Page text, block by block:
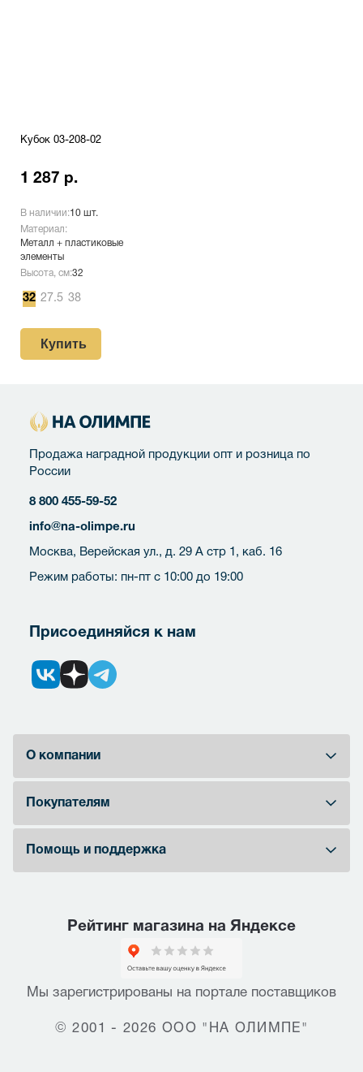
Кубок 03-208-02
1 287 р.
В наличии:10 шт.
Материал:
Металл + пластиковые
элементы
Высота, см:32
32 27.5 38
Купить
Продажа наградной продукции опт и розница по
России
8 800 455-59-52
info@na-olimpe.ru
Москва, Верейская ул., д. 29 А стр 1, каб. 16
Режим работы: пн-пт с 10:00 до 19:00
Присоединяйся к нам
О компании
Покупателям
Помощь и поддержка
Рейтинг магазина на Яндексе
Мы зарегистрированы на портале поставщиков
© 2001 - 2026 ООО "НА ОЛИМПЕ"